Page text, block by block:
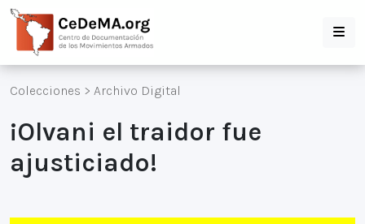
Colecciones > Archivo Digital
¡Olvani el traidor fue
ajusticiado!